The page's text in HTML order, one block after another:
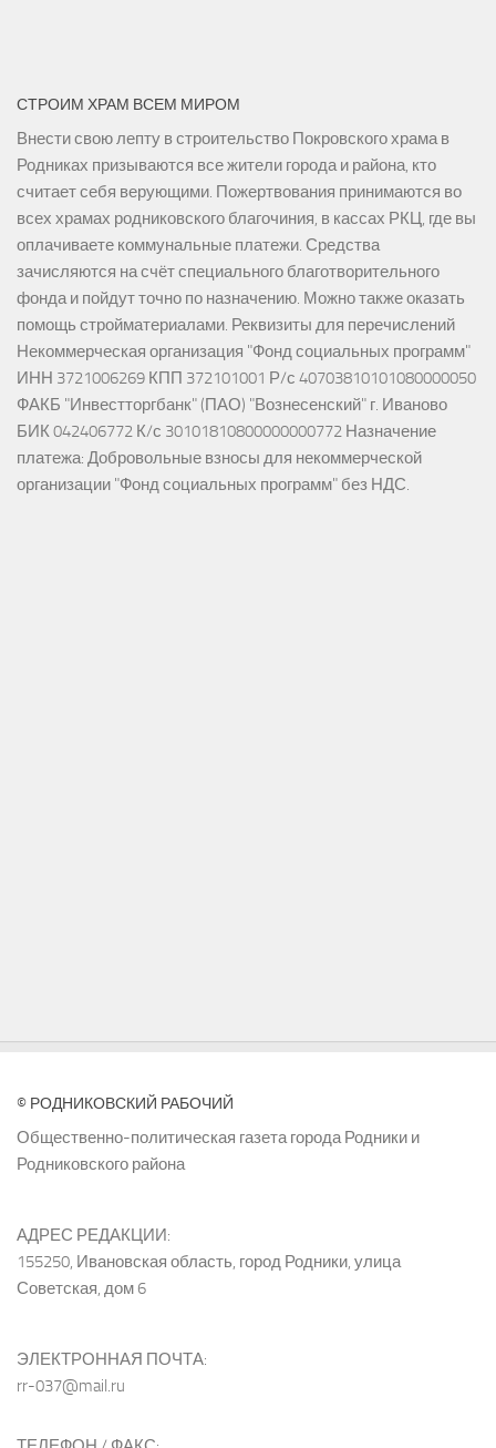
СТРОИМ ХРАМ ВСЕМ МИРОМ
Внести свою лепту в строительство Покровского храма в
Родниках призываются все жители города и района, кто
считает себя верующими. Пожертвования принимаются во
всех храмах родниковского благочиния, в кассах РКЦ, где вы
оплачиваете коммунальные платежи. Средства
зачисляются на счёт специального благотворительного
фонда и пойдут точно по назначению. Можно также оказать
помощь стройматериалами. Реквизиты для перечислений
Некоммерческая организация "Фонд социальных программ"
ИНН 3721006269 КПП 372101001 Р/с 40703810101080000050
ФАКБ "Инвестторгбанк" (ПАО) "Вознесенский" г. Иваново
БИК 042406772 К/с 30101810800000000772 Назначение
платежа: Добровольные взносы для некоммерческой
организации "Фонд социальных программ" без НДС.
© РОДНИКОВСКИЙ РАБОЧИЙ
Общественно-политическая газета города Родники и
Родниковского района
АДРЕС РЕДАКЦИИ:
155250, Ивановская область, город Родники, улица
Советская, дом 6
ЭЛЕКТРОННАЯ ПОЧТА:
rr-037@mail.ru